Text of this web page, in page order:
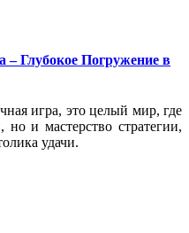
– Глубокое Погружение в
игра, это целый мир, где
и мастерство стратегии,
удачи.